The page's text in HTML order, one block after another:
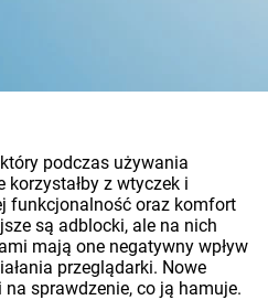
podczas używania
korzystałby z wtyczek i
funkcjonalność oraz komfort
są adblocki, ale na nich
mają one negatywny wpływ
przeglądarki. Nowe
sprawdzenie, co ją hamuje.